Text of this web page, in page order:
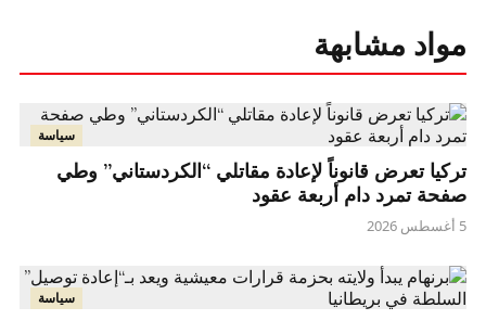
مواد مشابهة
سياسة
تركيا تعرض قانوناً لإعادة مقاتلي “الكردستاني” وطي
صفحة تمرد دام أربعة عقود
5 أغسطس 2026
سياسة